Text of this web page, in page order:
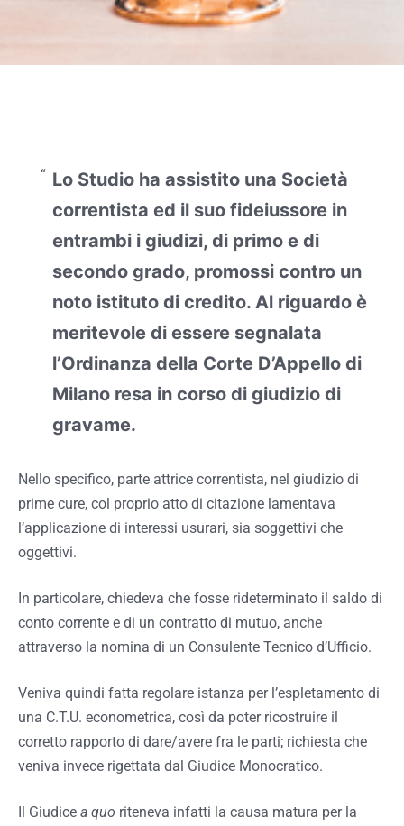
Lo Studio ha assistito una Società
correntista ed il suo fideiussore in
entrambi i giudizi, di primo e di
secondo grado, promossi contro un
noto istituto di credito. Al riguardo è
meritevole di essere segnalata
l’Ordinanza della Corte D’Appello di
Milano resa in corso di giudizio di
gravame.
Nello specifico, parte attrice correntista, nel giudizio di
prime cure, col proprio atto di citazione lamentava
l’applicazione di interessi usurari, sia soggettivi che
oggettivi.
In particolare, chiedeva che fosse rideterminato il saldo di
conto corrente e di un contratto di mutuo, anche
attraverso la nomina di un Consulente Tecnico d’Ufficio.
Veniva quindi fatta regolare istanza per l’espletamento di
una C.T.U. econometrica, così da poter ricostruire il
corretto rapporto di dare/avere fra le parti; richiesta che
veniva invece rigettata dal Giudice Monocratico.
Il Giudice a quo riteneva infatti la causa matura per la